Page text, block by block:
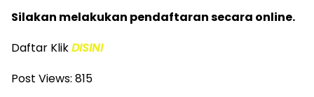
Silakan melakukan pendaftaran secara online.
Daftar KlikDISINI
Post Views: 815